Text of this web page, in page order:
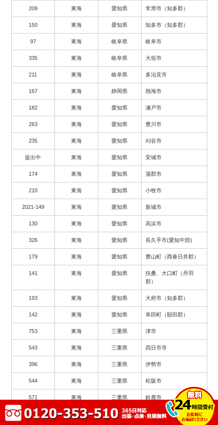
209 東海 愛知県 常滑市（知多郡）
150 東海 愛知県 知多市（知多郡）
97 東海 岐阜県 岐阜市
335 東海 岐阜県 大垣市
211 東海 岐阜県 多治見市
167 東海 静岡県 熱海市
182 東海 愛知県 瀬戸市
263 東海 愛知県 豊川市
235 東海 愛知県 刈谷市
提出中 東海 愛知県 安城市
174 東海 愛知県 蒲郡市
210 東海 愛知県 小牧市
2021-149 東海 愛知県 新城市
130 東海 愛知県 高浜市
326 東海 愛知県 長久手市(愛知中部)
179 東海 愛知県 豊山町（西春日井郡）
141 東海 愛知県
扶桑、大口町（丹羽
郡）
193 東海 愛知県 大府市（知多郡）
142 東海 愛知県 幸田町（額田郡）
753 東海 三重県 津市
543 東海 三重県 四日市市
396 東海 三重県 伊勢市
544 東海 三重県 松阪市
571 東海 三重県 鈴鹿市
2003 東海 三重県 尾鷲市